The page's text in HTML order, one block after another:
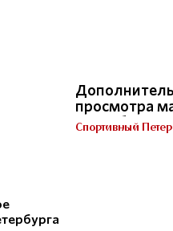
просмотра
Петербурге
Спортивный